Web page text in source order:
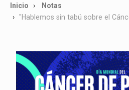
Inicio
Notas
"Hablemos sin tabú sobre el